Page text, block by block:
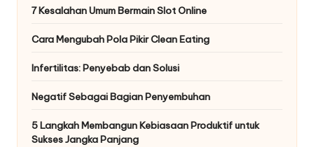
7 Kesalahan Umum Bermain Slot Online
Cara Mengubah Pola Pikir Clean Eating
Infertilitas: Penyebab dan Solusi
Negatif Sebagai Bagian Penyembuhan
5 Langkah Membangun Kebiasaan Produktif untuk
Sukses Jangka Panjang